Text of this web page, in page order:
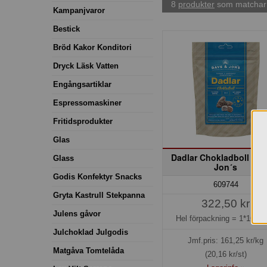
Kampanjvaror
Bestick
Bröd Kakor Konditori
Dryck Läsk Vatten
Engångsartiklar
Espressomaskiner
Fritidsprodukter
Glas
Glass
Godis Konfektyr Snacks
Gryta Kastrull Stekpanna
Julens gåvor
Julchoklad Julgodis
Matgåva Tomtelåda
8 produkter som
Dadlar Chokladboll
Jon´s
609744
322,50 kr
Hel förpackning =
Jmf.pris: 161,25 kr/kg
(20,16 kr/st)